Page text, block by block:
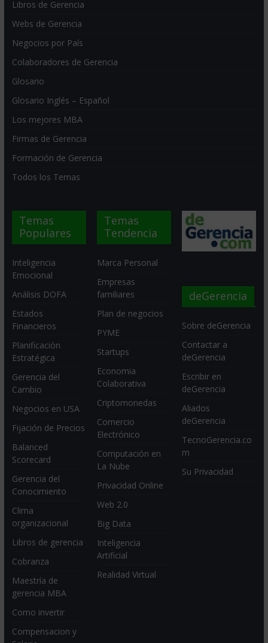
Libros de Gerencia
Webs de Gerencia
Negocios por País
Colaboradores de Gerencia
Glosario
Glosario Inglés – Español
Los mejores MBA
Firmas de Gerencia
Formación de Gerencia
Todos los Temas
Temas
Populares
Inteligencia
Emocional
Análisis DOFA
Estados
Financieros
Planificación
Estratégica
Gerencia del
Cambio
Negocios en USA
Fijación de Precios
Balanced
Scorecard
Gerencia del
Conocimiento
Clima
organizacional
Libros de gerencia
Cobranza
Maestría de
gerencia MBA
Como invertir
Compensacion y
Temas
Tendencia
Marca Personal
Empresas
familiares
Plan de negocios
PYME
Startups
Economia
Colaborativa
Criptomonedas
Comercio
Electrónico
Computación en
La Nube
Privacidad Online
Web 2.0
Big Data
Inteligencia
Artificial
Realidad Virtual
deGerencia
Sobre deGerencia
Contactar a
deGerencia
Escribir en
deGerencia
Aliados
deGerencia
TecnoGerencia.co
m
Su Privacidad